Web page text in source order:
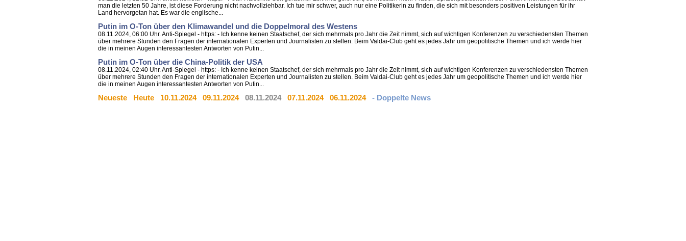
man die letzten 50 Jahre, ist diese Forderung nicht nachvollziehbar. Ich tue mir schwer, auch nur eine Politikerin zu finden, die sich mit besonders positiven Leistungen für ihr
Land hervorgetan hat. Es war die englische...
Putin im O-Ton über den Klimawandel und die Doppelmoral des Westens
08.11.2024, 06:00 Uhr. Anti-Spiegel - https: - Ich kenne keinen Staatschef, der sich mehrmals pro Jahr die Zeit nimmt, sich auf wichtigen Konferenzen zu verschiedensten Themen
über mehrere Stunden den Fragen der internationalen Experten und Journalisten zu stellen. Beim Valdai-Club geht es jedes Jahr um geopolitische Themen und ich werde hier
die in meinen Augen interessantesten Antworten von Putin...
Putin im O-Ton über die China-Politik der USA
08.11.2024, 02:40 Uhr. Anti-Spiegel - https: - Ich kenne keinen Staatschef, der sich mehrmals pro Jahr die Zeit nimmt, sich auf wichtigen Konferenzen zu verschiedensten Themen
über mehrere Stunden den Fragen der internationalen Experten und Journalisten zu stellen. Beim Valdai-Club geht es jedes Jahr um geopolitische Themen und ich werde hier
die in meinen Augen interessantesten Antworten von Putin...
Neueste Heute 10.11.2024 09.11.2024 08.11.2024 07.11.2024 06.11.2024 - Doppelte News